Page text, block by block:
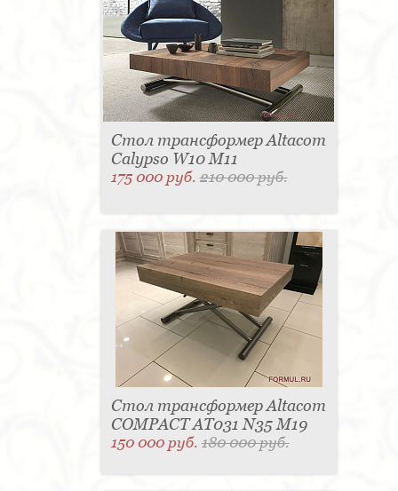
Стол трансформер Altacom
Calypso W10 M11
175 000 руб.210 000 руб.
Стол трансформер Altacom
COMPACT AT031 N35 M19
150 000 руб.180 000 руб.